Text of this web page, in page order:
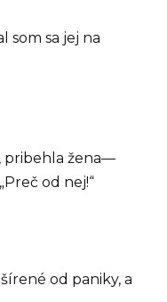
som sa jej na
pribehla žena—
od nej!“
od paniky, a